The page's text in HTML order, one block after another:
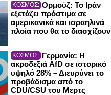
ΚΟΣΜΟΣ: Ορμούζ: Το Ιράν
εξετάζει πρόστιμα σε
αμερικανικά και ισραηλινά
πλοία που θα το διασχίζουν
ΚΟΣΜΟΣ: Γερμανία: Η
ακροδεξιά AfD σε ιστορικό
υψηλό 28% – Διευρύνει το
προβάδισμα από το
CDU/CSU του Μερτς